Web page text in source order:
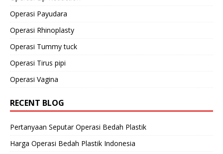
Operasi Payudara
Operasi Rhinoplasty
Operasi Tummy tuck
Operasi Tirus pipi
Operasi Vagina
RECENT BLOG
Pertanyaan Seputar Operasi Bedah Plastik
Harga Operasi Bedah Plastik Indonesia